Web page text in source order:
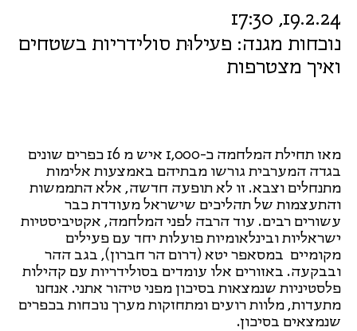
נוכחות מגנה: פעילוּת סולידריות בשטחים
ואיך מצטרפות
19.2.24, 17:30
מאז תחילת המלחמה כ-1,000 איש מ 16 כפרים שונים
בגדה המערבית גורשו מבתיהם באמצעות אלימות
מתנחלים וצבא. זו לא תופעה חדשה, אלא התממשות
והתעצמות של תהליכים שישראל מעודדת כבר
עשורים רבים. עוד הרבה לפני המלחמה, אקטיביסטיות
ישראליות ובינלאומיות פועלות יחד עם פעילים
מקומיים במסאפר יטא (דרום הר חברון), בגב ההר
ובבקעה. באזורים אלו עומדים בסולידריות עם קהילות
פלסטיניות שנמצאות בסיכון מפני טיהור אתני. אנחנו
מתעדות, מלוות רועים ומתחזקות מערך נוכחות בכפרים
שנמצאים בסיכון.